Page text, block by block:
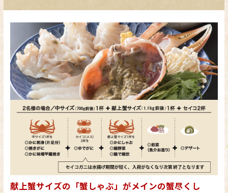
献上蟹サイズの「蟹しゃぶ」がメインの蟹尽くし